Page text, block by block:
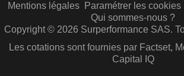
Mentions légales Paramétrer les cookies
Qui sommes-nous ?
Copyright © 2026 Surperformance SAS.
Les cotations sont fournies par Factset,
Capital IQ